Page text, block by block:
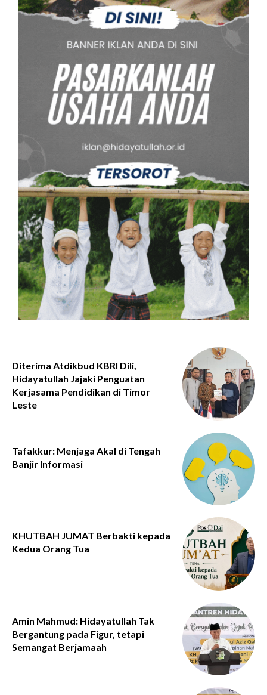
Diterima Atdikbud KBRI Dili,
Hidayatullah Jajaki Penguatan
Kerjasama Pendidikan di Timor
Leste
Tafakkur: Menjaga Akal di Tengah
Banjir Informasi
KHUTBAH JUMAT Berbakti kepada
Kedua Orang Tua
Amin Mahmud: Hidayatullah Tak
Bergantung pada Figur, tetapi
Semangat Berjamaah